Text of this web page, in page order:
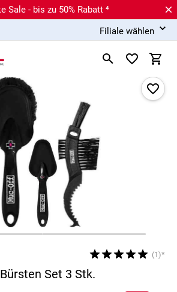
Sale - bis zu 50% Rabatt ⁴
Filiale wählen
(1)*
Set 3 Stk.